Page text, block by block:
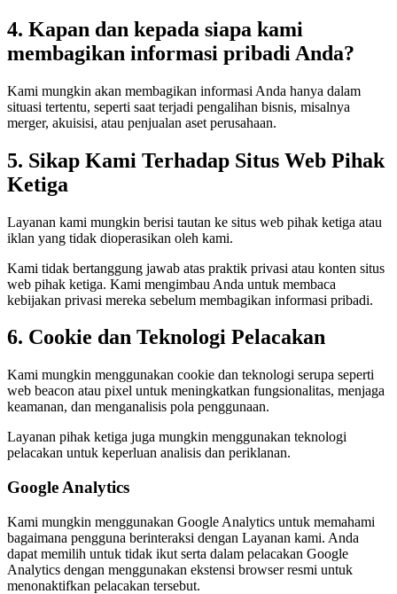
4. Kapan dan kepada siapa kami
membagikan informasi pribadi Anda?
Kami mungkin akan membagikan informasi Anda hanya dalam
situasi tertentu, seperti saat terjadi pengalihan bisnis, misalnya
merger, akuisisi, atau penjualan aset perusahaan.
5. Sikap Kami Terhadap Situs Web Pihak
Ketiga
Layanan kami mungkin berisi tautan ke situs web pihak ketiga atau
iklan yang tidak dioperasikan oleh kami.
Kami tidak bertanggung jawab atas praktik privasi atau konten situs
web pihak ketiga. Kami mengimbau Anda untuk membaca
kebijakan privasi mereka sebelum membagikan informasi pribadi.
6. Cookie dan Teknologi Pelacakan
Kami mungkin menggunakan cookie dan teknologi serupa seperti
web beacon atau pixel untuk meningkatkan fungsionalitas, menjaga
keamanan, dan menganalisis pola penggunaan.
Layanan pihak ketiga juga mungkin menggunakan teknologi
pelacakan untuk keperluan analisis dan periklanan.
Google Analytics
Kami mungkin menggunakan Google Analytics untuk memahami
bagaimana pengguna berinteraksi dengan Layanan kami. Anda
dapat memilih untuk tidak ikut serta dalam pelacakan Google
Analytics dengan menggunakan ekstensi browser resmi untuk
menonaktifkan pelacakan tersebut.